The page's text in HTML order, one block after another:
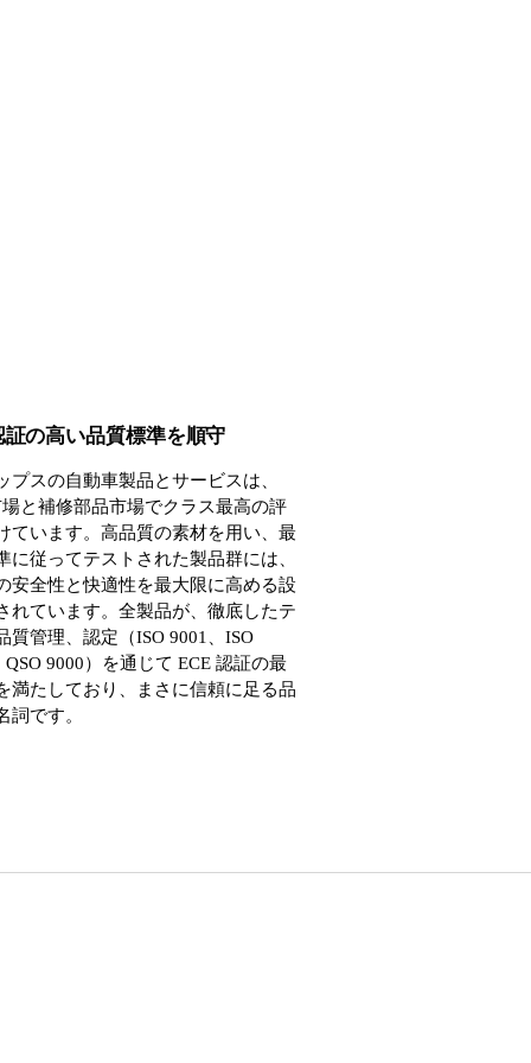
証の高い品質標準を順守
プスの自動車製品とサービスは、
と補修部品市場でクラス最高の評
ています。高品質の素材を用い、最
に従ってテストされた製品群には、
安全性と快適性を最大限に高める設
れています。全製品が、徹底したテ
質管理、認定（ISO 9001、ISO
QSO 9000）を通じて ECE 認証の最
満たしており、まさに信頼に足る品
詞です。